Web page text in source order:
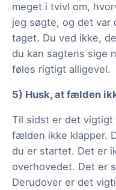
meget i tvivl om,
jeg søgte, og det var
taget. Du ved ikke,
du kan sagtens sige
føles rigtigt alligevel.
5) Husk, at fælden
Til sidst er det
fælden ikke klapper.
du er startet. Det er
overhovedet. Det er
Derudover er det